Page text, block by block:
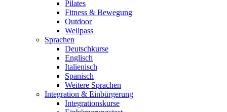
Pilates
Fitness & Bewegung
Outdoor
Wellpass
Sprachen
Deutschkurse
Englisch
Italienisch
Spanisch
Weitere Sprachen
Integration & Einbürgerung
Integrationskurse